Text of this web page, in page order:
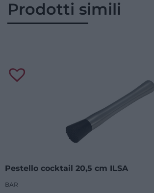
Prodotti simili
Pestello cocktail 20,5 cm ILSA
BAR